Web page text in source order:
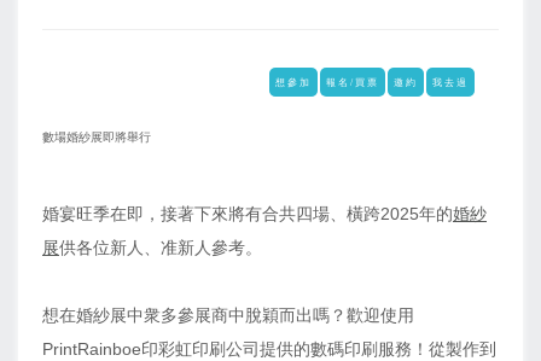
想參加 報名/買票 邀約 我去過
數場婚紗展即將舉行
页
页
婚宴旺季在即，接著下來將有合共四場、橫跨2025年的婚紗
展供各位新人、准新人參考。
想在婚紗展中衆多參展商中脫穎而出嗎？歡迎使用
PrintRainboe印彩虹印刷公司提供的數碼印刷服務！從製作到